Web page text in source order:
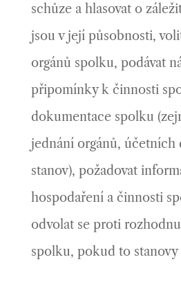
schůze a hlasovat o
jsou v její působnosti,
orgánů spolku, podávat
připomínky k činnosti
dokumentace spolku
jednání orgánů, účetních
stanov), požadovat
hospodaření a činnosti
odvolat se proti
spolku, pokud to